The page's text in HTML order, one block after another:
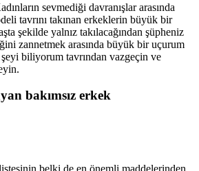
sevmediği davranışlar arasında
tavrını takınan erkeklerin büyük bir
şekilde yalnız takılacağından şüpheniz
zannetmek arasında büyük bir uçurum
biliyorum tavrından vazgeçin ve
bakımsız erkek
belki de en önemli maddelerinden